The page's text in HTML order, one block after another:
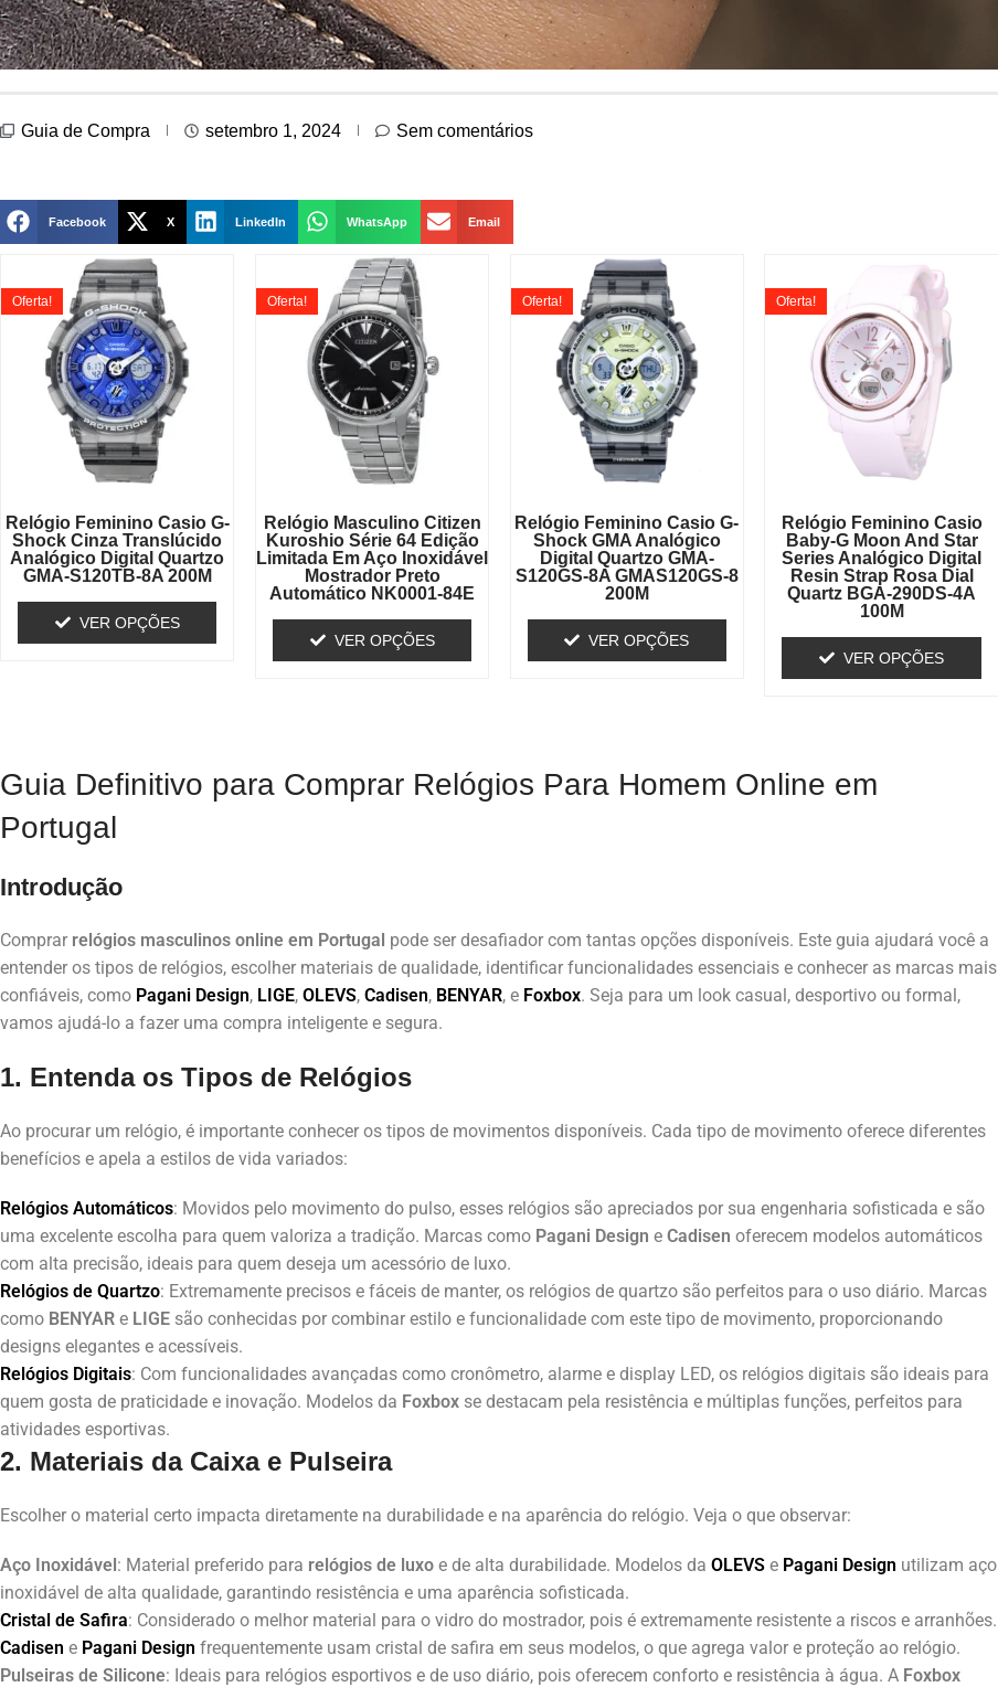
Guia de Compra setembro 1, 2024 Sem comentários
Facebook X LinkedIn WhatsApp Email
Relógio Feminino Casio G-
Shock Cinza Translúcido
Analógico Digital Quartzo
GMA-S120TB-8A 200M
Oferta!
VER OPÇÕES
Relógio Masculino Citizen
Kuroshio Série 64 Edição
Limitada Em Aço Inoxidável
Mostrador Preto
Automático NK0001-84E
Oferta!
VER OPÇÕES
Relógio Feminino Casio G-
Shock GMA Analógico
Digital Quartzo GMA-
S120GS-8A GMAS120GS-8
200M
Oferta!
VER OPÇÕES
Relógio Feminino Casio
Baby-G Moon And Star
Series Analógico Digital
Resin Strap Rosa Dial
Quartz BGA-290DS-4A
100M
Oferta!
VER OPÇÕES
Guia Definitivo para Comprar Relógios Para Homem Online em
Portugal
Introdução
Comprar relógios masculinos online em Portugal pode ser desafiador com tantas opções disponíveis. Este guia ajudará você a
entender os tipos de relógios, escolher materiais de qualidade, identificar funcionalidades essenciais e conhecer as marcas mais
confiáveis, como Pagani Design, LIGE, OLEVS, Cadisen, BENYAR, e Foxbox. Seja para um look casual, desportivo ou formal,
vamos ajudá-lo a fazer uma compra inteligente e segura.
1. Entenda os Tipos de Relógios
Ao procurar um relógio, é importante conhecer os tipos de movimentos disponíveis. Cada tipo de movimento oferece diferentes
benefícios e apela a estilos de vida variados:
Relógios Automáticos: Movidos pelo movimento do pulso, esses relógios são apreciados por sua engenharia sofisticada e são
uma excelente escolha para quem valoriza a tradição. Marcas como Pagani Design e Cadisen oferecem modelos automáticos
com alta precisão, ideais para quem deseja um acessório de luxo.
Relógios de Quartzo: Extremamente precisos e fáceis de manter, os relógios de quartzo são perfeitos para o uso diário. Marcas
como BENYAR e LIGE são conhecidas por combinar estilo e funcionalidade com este tipo de movimento, proporcionando
designs elegantes e acessíveis.
Relógios Digitais: Com funcionalidades avançadas como cronômetro, alarme e display LED, os relógios digitais são ideais para
quem gosta de praticidade e inovação. Modelos da Foxbox se destacam pela resistência e múltiplas funções, perfeitos para
atividades esportivas.
2. Materiais da Caixa e Pulseira
Escolher o material certo impacta diretamente na durabilidade e na aparência do relógio. Veja o que observar:
Aço Inoxidável: Material preferido para relógios de luxo e de alta durabilidade. Modelos da OLEVS e Pagani Design utilizam aço
inoxidável de alta qualidade, garantindo resistência e uma aparência sofisticada.
Cristal de Safira: Considerado o melhor material para o vidro do mostrador, pois é extremamente resistente a riscos e arranhões.
Cadisen e Pagani Design frequentemente usam cristal de safira em seus modelos, o que agrega valor e proteção ao relógio.
Pulseiras de Silicone: Ideais para relógios esportivos e de uso diário, pois oferecem conforto e resistência à água. A Foxbox